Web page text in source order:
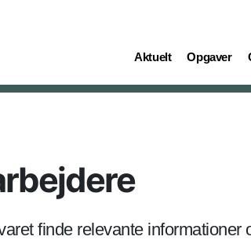
Aktuelt
(current) Opgaver
(current)
finde relevante informationer